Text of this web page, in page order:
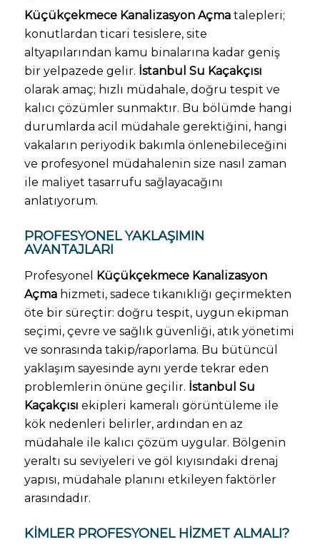
Küçükçekmece Kanalizasyon Açmatalepleri;
konutlardan ticari tesislere, site
altyapılarından kamu binalarına kadar geniş
bir yelpazede gelir. İstanbul Su Kaçakçısı
olarak amaç; hızlı müdahale, doğru tespit ve
kalıcı çözümler sunmaktır. Bu bölümde hangi
durumlarda acil müdahale gerektiğini, hangi
vakaların periyodik bakımla önlenebileceğini
ve profesyonel müdahalenin size nasıl zaman
ile maliyet tasarrufu sağlayacağını
anlatıyorum.
PROFESYONEL YAKLAŞIMIN
AVANTAJLARI
Profesyonel
Küçükçekmece Kanalizasyon
Açmahizmeti, sadece tıkanıklığı geçirmekten
öte bir süreçtir: doğru tespit, uygun ekipman
seçimi, çevre ve sağlık güvenliği, atık yönetimi
ve sonrasında takip/raporlama. Bu bütüncül
yaklaşım sayesinde aynı yerde tekrar eden
problemlerin önüne geçilir. İstanbul Su
Kaçakçısı ekipleri kameralı görüntüleme ile
kök nedenleri belirler, ardından en az
müdahale ile kalıcı çözüm uygular. Bölgenin
yeraltı su seviyeleri ve göl kıyısındaki drenaj
yapısı, müdahale planını etkileyen faktörler
arasındadır.
KIMLER PROFESYONEL HIZMET ALMALI?